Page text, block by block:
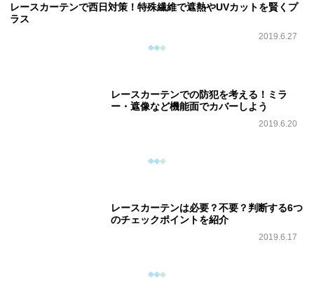
レースカーテンで西日対策！特殊繊維で遮熱やUVカットを賢くプ
ラス
2019.6.27
レースカーテンでの防犯を考える！ミラ
ー・遮像など機能面でカバーしよう
2019.6.20
レースカーテンは必要？不要？判断する6つ
のチェックポイントを紹介
2019.6.17